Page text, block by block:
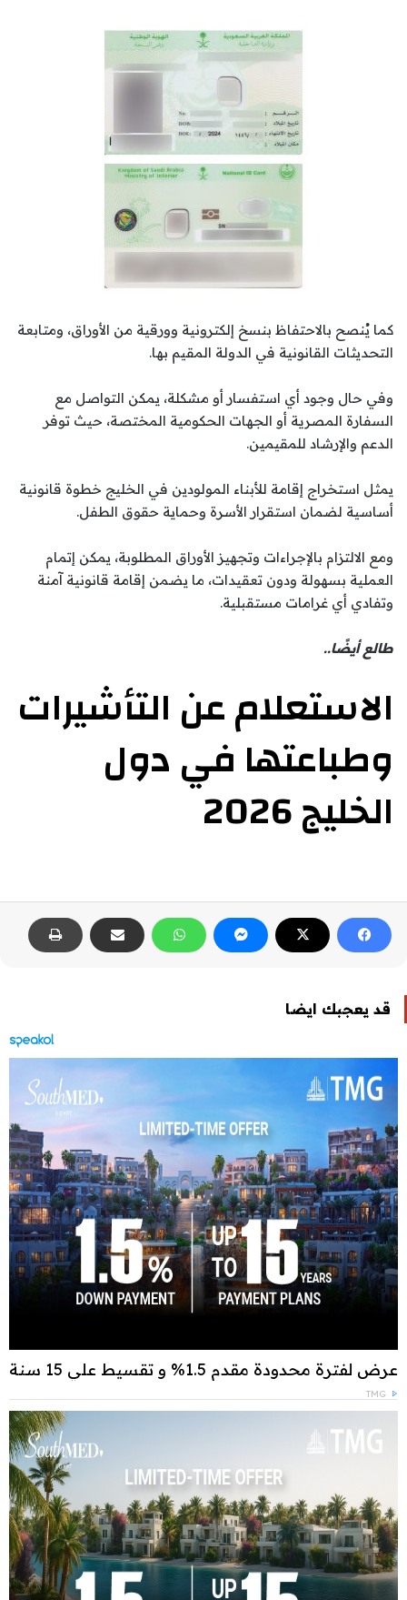
كما يُنصح بالاحتفاظ بنسخ إلكترونية وورقية من الأوراق، ومتابعة
التحديثات القانونية في الدولة المقيم بها.
وفي حال وجود أي استفسار أو مشكلة، يمكن التواصل مع
السفارة المصرية أو الجهات الحكومية المختصة، حيث توفر
الدعم والإرشاد للمقيمين.
يمثل استخراج إقامة للأبناء المولودين في الخليج خطوة قانونية
أساسية لضمان استقرار الأسرة وحماية حقوق الطفل.
ومع الالتزام بالإجراءات وتجهيز الأوراق المطلوبة، يمكن إتمام
العملية بسهولة ودون تعقيدات، ما يضمن إقامة قانونية آمنة
وتفادي أي غرامات مستقبلية.
طالع أيضًا..
الاستعلام عن التأشيرات
وطباعتها في دول
الخليج 2026
قد يعجبك ايضا
عرض لفترة محدودة مقدم 1.5% و تقسيط علي 15 سنة
TMG